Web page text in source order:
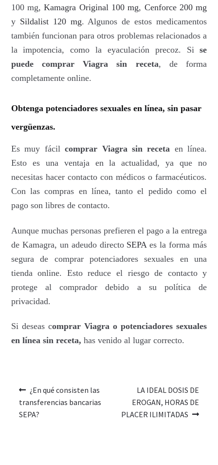
100 mg,Kamagra Original 100 mg, Cenforce 200 mg
y Sildalist 120 mg. Algunos de estos medicamentos
también funcionan para otros problemas relacionados a
la impotencia, como la eyaculación precoz. Sise
puede comprar Viagra sin receta, de forma
completamente online.
Obtenga potenciadores sexuales en línea, sin pasar
vergüenzas.
Es muy fácilcomprar Viagra sin receta en línea.
Esto es una ventaja en la actualidad, ya que no
necesitas hacer contacto con médicos o farmacéuticos.
Con las compras en línea, tanto el pedido como el
pago son libres de contacto.
Aunque muchas personas prefieren el pago a la entrega
de Kamagra, un adeudo directo SEPA es la forma más
segura de comprar potenciadores sexuales en una
tienda online. Esto reduce el riesgo de contacto y
protege al comprador debido a su política de
privacidad.
Si deseas comprar Viagra o potenciadores sexuales
en línea sin receta, has venido al lugar correcto.
¿En qué consisten las
transferencias bancarias
SEPA?
LA IDEAL DOSIS DE
EROGAN, HORAS DE
PLACER ILIMITADAS